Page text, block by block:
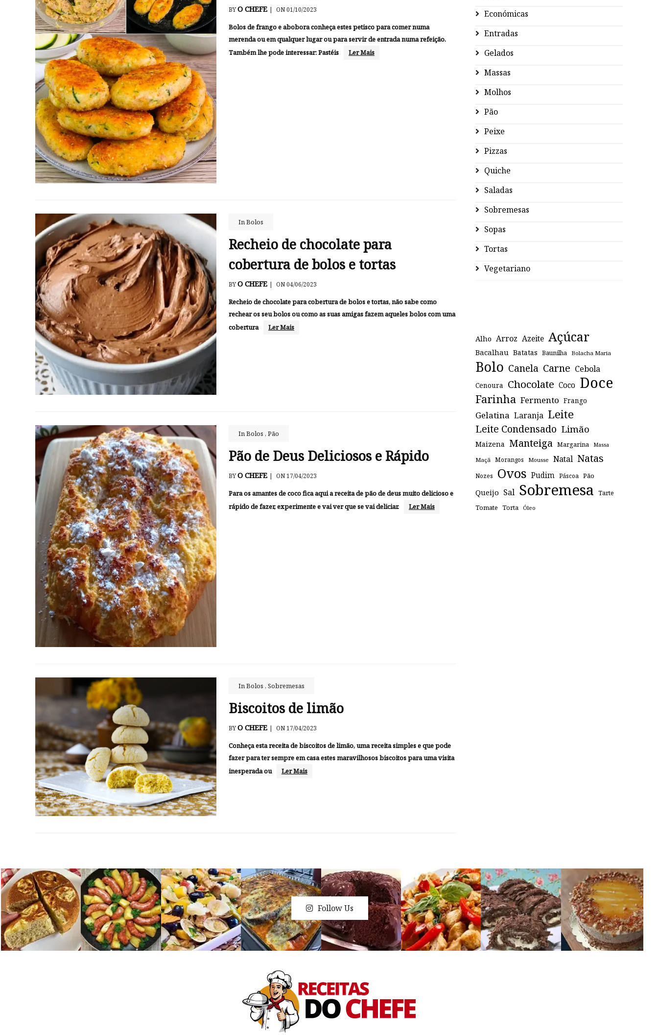
BYO CHEFE | ON 01/10/2023
Bolos de frango e abobora conheça estes petisco para comer numa
merenda ou em qualquer lugar ou para servir de entrada numa refeição.
Também lhe pode interessar: Pastéis
Ler Mais
In Bolos
Recheio de chocolate para
cobertura de bolos e tortas
BYO CHEFE | ON 04/06/2023
Recheio de chocolate para cobertura de bolos e tortas, não sabe como
rechear os seu bolos ou como as suas amigas fazem aqueles bolos com uma
cobertura
Ler Mais
In Bolos , Pão
Pão de Deus Deliciosos e Rápido
BYO CHEFE | ON 17/04/2023
Para os amantes de coco fica aqui a receita de pão de deus muito delicioso e
rápido de fazer, experimente e vai ver que se vai deliciar.
Ler Mais
InBolos , Sobremesas
Biscoitos de limão
BYO CHEFE | ON 17/04/2023
Conheça esta receita de biscoitos de limão, uma receita simples e que pode
fazer para ter sempre em casa estes maravilhosos biscoitos para uma visita
inesperada ou
Ler Mais
Económicas
Entradas
Gelados
Massas
Molhos
Pão
Peixe
Pizzas
Quiche
Saladas
Sobremesas
Sopas
Tortas
Vegetariano
Alho Arroz Azeite Açúcar
Bacalhau Batatas Baunilha Bolacha Maria
Bolo Canela Carne Cebola
Cenoura Chocolate Coco Doce
Farinha Fermento Frango
Gelatina Laranja Leite
Leite Condensado Limão
Maizena Manteiga Margarina Massa
Maçã Morangos Mousse Natal Natas
Nozes Ovos Pudim Páscoa Pão
Queijo Sal Sobremesa Tarte
Tomate Torta Óleo
Follow Us